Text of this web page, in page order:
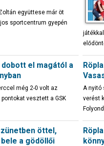
együttese már öt
sportcentrum gyepén
el magától a
még 2-0 volt az
vesztett a GSK
A nyitó
verést
öttel,
a gödöllői